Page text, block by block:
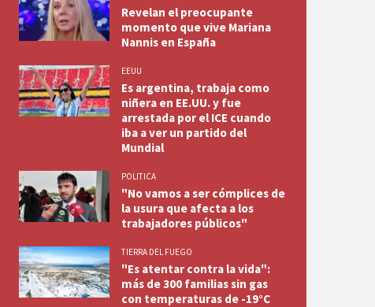
Revelan el preocupante
momento que vive Mariana
Nannis en España
EEUU
Es argentina, trabaja como
niñera en EE.UU. y fue
arrestada por el ICE cuando
iba a ver un partido del
Mundial
POLITICA
"No vamos a ser cómplices de
la usura que afecta a los
trabajadores públicos"
TIERRA DEL FUEGO
"Es atentar contra la vida":
más de 300 familias sin gas
con temperaturas de -19°C